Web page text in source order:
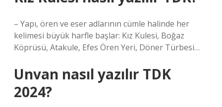
– Yapı, ören ve eser adlarının cümle halinde her
kelimesi büyük harfle başlar: Kız Kulesi, Boğaz
Köprüsü, Atakule, Efes Ören Yeri, Döner Türbesi…
Unvan nasıl yazılır TDK
2024?